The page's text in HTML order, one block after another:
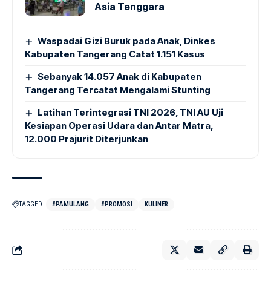
Asia Tenggara
Waspadai Gizi Buruk pada Anak, Dinkes
Kabupaten Tangerang Catat 1.151 Kasus
Sebanyak 14.057 Anak di Kabupaten
Tangerang Tercatat Mengalami Stunting
Latihan Terintegrasi TNI 2026, TNI AU Uji
Kesiapan Operasi Udara dan Antar Matra,
12.000 Prajurit Diterjunkan
TAGGED: #PAMULANG #PROMOSI KULINER